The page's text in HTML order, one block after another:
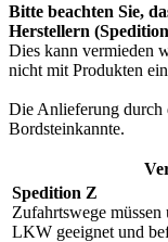
Bitte beachten Sie,
Herstellern
Dies kann vermieden
nicht mit Produkten
Die Anlieferung durch
Bordsteinkannte.
Spedition Z
Zufahrtswege
LKW geeignet und